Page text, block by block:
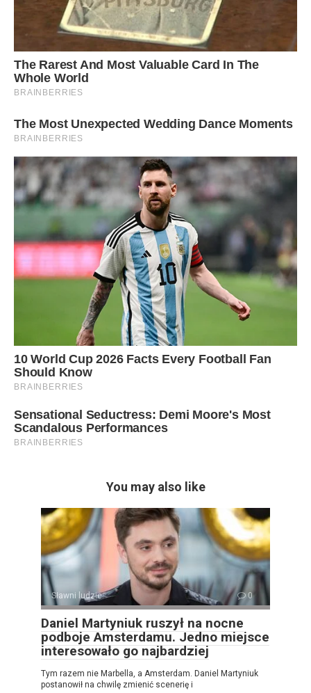
You may also like
Sławni ludzie 0
Daniel Martyniuk ruszył na nocne
podboje Amsterdamu. Jedno miejsce
interesowało go najbardziej
Tym razem nie Marbella, a Amsterdam. Daniel Martyniuk
postanowił na chwilę zmienić scenerię i